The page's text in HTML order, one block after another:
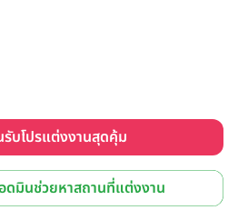
รับโปรแต่งงานสุดคุ้ม
ดมินช่วยหาสถานที่แต่งงาน